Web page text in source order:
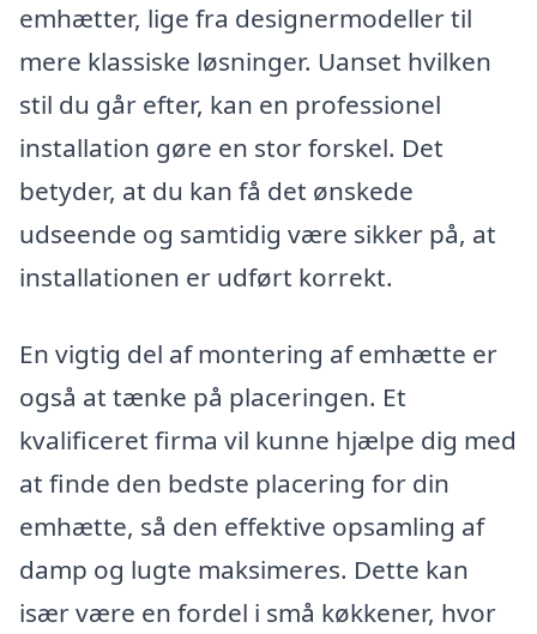
emhætter, lige fra designermodeller til
mere klassiske løsninger. Uanset hvilken
stil du går efter, kan en professionel
installation gøre en stor forskel. Det
betyder, at du kan få det ønskede
udseende og samtidig være sikker på, at
installationen er udført korrekt.
En vigtig del af montering af emhætte er
også at tænke på placeringen. Et
kvalificeret firma vil kunne hjælpe dig med
at finde den bedste placering for din
emhætte, så den effektive opsamling af
damp og lugte maksimeres. Dette kan
især være en fordel i små køkkener, hvor